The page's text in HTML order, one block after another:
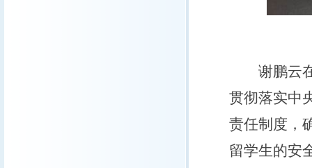
谢鹏云
贯彻落实中
责任制度，
留学生的安